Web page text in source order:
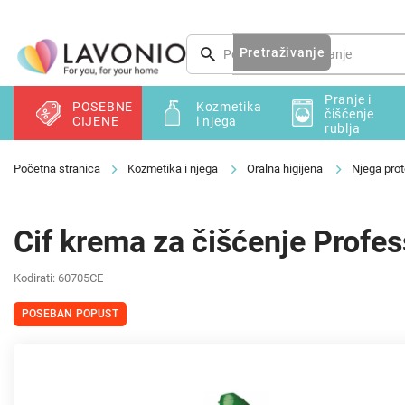
sadržaj
Pretraživanje
POSEBNE
CIJENE
Kozmetika
i njega
Pranje i
čišćenje
rublja
Kozmetika i njega Oralna higijena Njega
Cif krema za čišćenje
Kodirati: 60705CE
POSEBAN POPUST